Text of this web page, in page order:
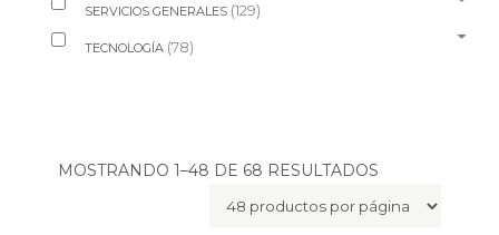
SERVICIOS GENERALES (129)
TECNOLOGÍA (78)
MOSTRANDO 1–48 DE 68 RESULTADOS